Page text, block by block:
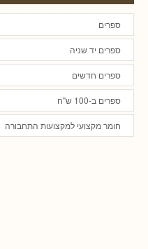
ספרים
ספרים יד שניה
ספרים חדשים
ספרים ב-100 ש"ח
חומר מקצועי למקצועות התחבורה